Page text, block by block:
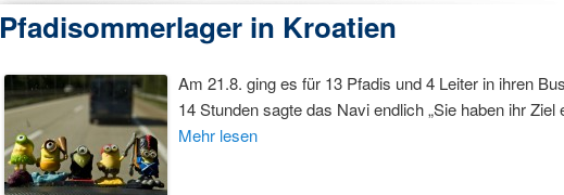
Pfadisommerlager in Kroatien
Am 21.8. ging es für 13 Pfadis und 4 Leiter in ihren
14 Stunden sagte das Navi endlich „Sie haben ihr Ziel
Mehr lesen